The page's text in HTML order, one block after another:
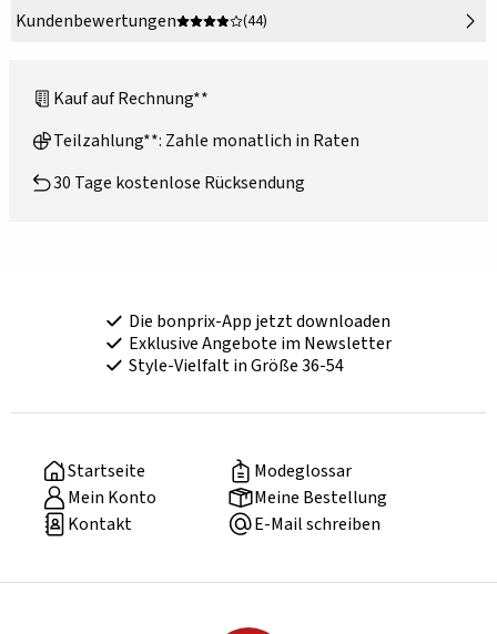
Kundenbewertungen
(44)
Kauf auf Rechnung**
Teilzahlung**: Zahle monatlich in Raten
30 Tage kostenlose Rücksendung
Die bonprix-App jetzt downloaden
Exklusive Angebote im Newsletter
Style-Vielfalt in Größe 36-54
Startseite
Modeglossar
Mein Konto
Meine Bestellung
Kontakt
E-Mail schreiben